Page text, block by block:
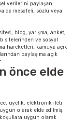
verilerini paylaşan
da mesafeli, sözlü veya
blog, yarışma, anket,
sitelerinden ve sosyal
hareketleri, kamuya açık
paylaşıma açık
önce elde
üyelik, elektronik ileti
olarak elde edilmiş
uygun olarak